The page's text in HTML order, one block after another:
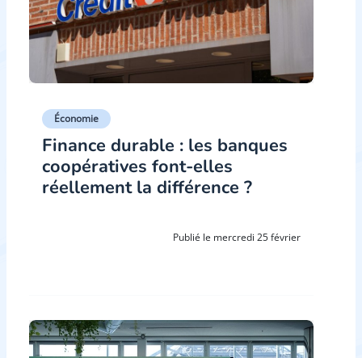
Économie
Finance durable : les banques
coopératives font-elles
réellement la différence ?
Publié le mercredi 25 février